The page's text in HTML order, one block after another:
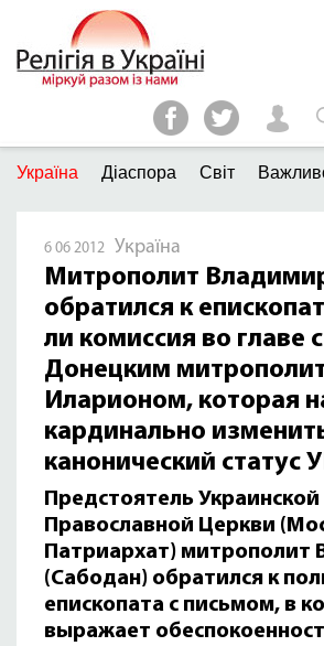
Україна Діаспора Світ
6 06 2012 Україна
Митрополит
обратился к
ли комиссия во главе с
Донецким
Иларионом, которая
кардинально
канонический статус
Предстоятель Украинской
Православной Церкви
Патриархат) митрополит
(Сабодан) обратился к
епископата с письмом, в
выражает